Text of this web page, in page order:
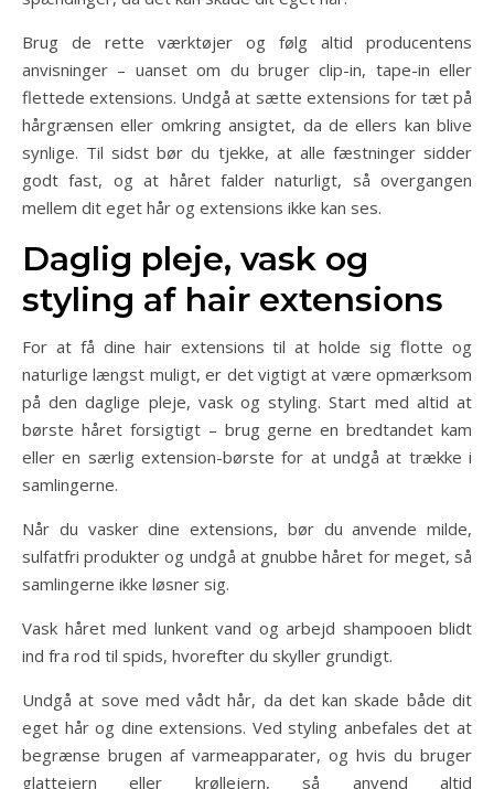
Brug de rette værktøjer og følg altid producentens
anvisninger – uanset om du bruger clip-in, tape-in eller
flettede extensions. Undgå at sætte extensions for tæt på
hårgrænsen eller omkring ansigtet, da de ellers kan blive
synlige. Til sidst bør du tjekke, at alle fæstninger sidder
godt fast, og at håret falder naturligt, så overgangen
mellem dit eget hår og extensions ikke kan ses.
Daglig pleje, vask og
styling af hair extensions
For at få dine hair extensions til at holde sig flotte og
naturlige længst muligt, er det vigtigt at være opmærksom
på den daglige pleje, vask og styling. Start med altid at
børste håret forsigtigt – brug gerne en bredtandet kam
eller en særlig extension-børste for at undgå at trække i
samlingerne.
Når du vasker dine extensions, bør du anvende milde,
sulfatfri produkter og undgå at gnubbe håret for meget, så
samlingerne ikke løsner sig.
Vask håret med lunkent vand og arbejd shampooen blidt
ind fra rod til spids, hvorefter du skyller grundigt.
Undgå at sove med vådt hår, da det kan skade både dit
eget hår og dine extensions. Ved styling anbefales det at
begrænse brugen af varmeapparater, og hvis du bruger
glattejern eller krøllejern, så anvend altid